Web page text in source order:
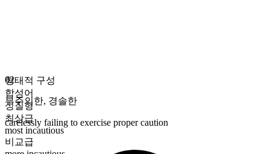
형태적 구성
합성어
성질형
최상급
most incautious
비교급
02
부주의한, 경솔한
carelessly failing to exercise proper caution